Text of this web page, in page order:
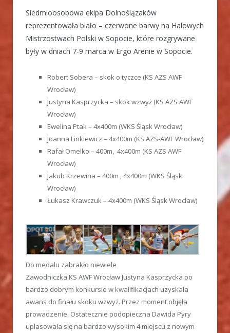
Siedmioosobowa ekipa Dolnoślązaków
reprezentowała biało – czerwone barwy na Halowych
Mistrzostwach Polski w Sopocie, które rozgrywane
były w dniach 7-9 marca w Ergo Arenie w Sopocie.
Robert Sobera – skok o tyczce (KS AZS AWF
Wrocław)
Justyna Kasprzycka – skok wzwyż (KS AZS AWF
Wrocław)
Ewelina Ptak – 4x400m (WKS Śląsk Wrocław)
Joanna Linkiewicz – 4x400m (KS AZS-AWF Wrocław)
Rafał Omelko – 400m, 4x400m (KS AZS AWF
Wrocław)
Jakub Krzewina – 400m , 4x400m (WKS Śląsk
Wrocław)
Łukasz Krawczuk – 4x400m (WKS Śląsk Wrocław)
Do medalu zabrakło niewiele
Zawodniczka KS AWF Wrocław Justyna Kasprzycka po
bardzo dobrym konkursie w kwalifikacjach uzyskała
awans do finału skoku wzwyż. Przez moment objęła
prowadzenie. Ostatecznie podopieczna Dawida Pyry
uplasowała się na bardzo wysokim 4 miejscu z nowym